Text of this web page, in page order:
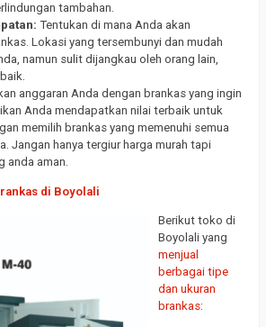
tambahan.
Tentukan di mana Anda akan
Lokasi yang tersembunyi dan mudah
namun sulit dijangkau oleh orang lain,
anggaran Anda dengan brankas yang ingin
Anda mendapatkan nilai terbaik untuk
memilih brankas yang memenuhi semua
Jangan hanya tergiur harga murah tapi
anda aman.
di Boyolali
Berikut toko di
Boyolali yang
menjual
berbagai tipe
dan ukuran
brankas: